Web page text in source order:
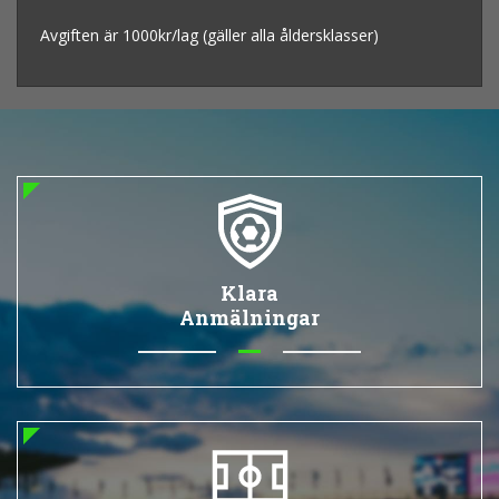
Avgiften är 1000kr/lag (gäller alla åldersklasser)
Klara
Anmälningar